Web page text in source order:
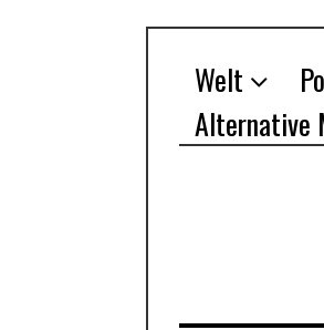
Welt
Alternative